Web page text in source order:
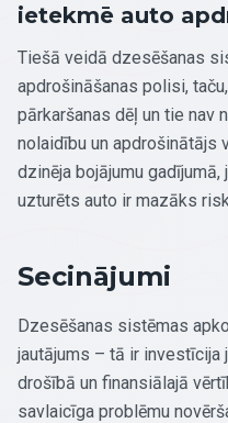
ietekmē auto
Tiešā veidā dzesēšanas
apdrošināšanas polisi,
pārkaršanas dēļ un tie nav
nolaidību un apdrošinātājs
dzinēja bojājumu
uzturēts auto ir mazāks
Secinājumi
Dzesēšanas sistēmas
jautājums – tā ir investīcija
drošībā un finansiālajā
savlaicīga problēmu